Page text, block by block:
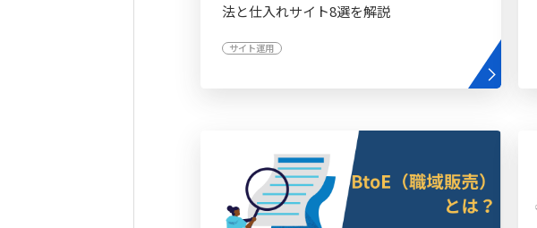
法と仕入れサイト8選を解説
サイト運用